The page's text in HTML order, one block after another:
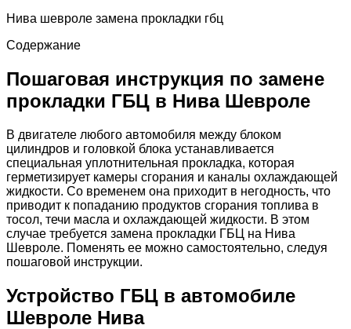
Нива шевроле замена прокладки гбц
Содержание
Пошаговая инструкция по замене
прокладки ГБЦ в Нива Шевроле
В двигателе любого автомобиля между блоком
цилиндров и головкой блока устанавливается
специальная уплотнительная прокладка, которая
герметизирует камеры сгорания и каналы охлаждающей
жидкости. Со временем она приходит в негодность, что
приводит к попаданию продуктов сгорания топлива в
тосол, течи масла и охлаждающей жидкости. В этом
случае требуется замена прокладки ГБЦ на Нива
Шевроле. Поменять ее можно самостоятельно, следуя
пошаговой инструкции.
Устройство ГБЦ в автомобиле
Шевроле Нива